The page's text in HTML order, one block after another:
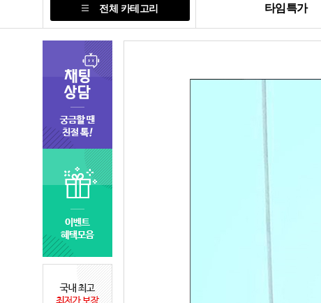
전체 카테고리 타임특가